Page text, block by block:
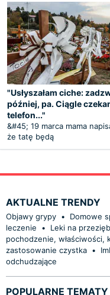
"Usłyszałam ciche:
później, pa. Ciągle
telefon..."
&#45; 19 marca mama
że tatę będą
AKTUALNE TRENDY
Objawy grypy • Domowe
leczenie
• Leki na
pochodzenie, właściwości,
zastosowanie czystka •
odchudzające
POPULARNE TEMATY